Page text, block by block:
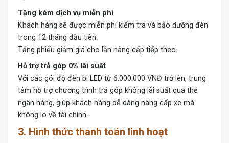
Tặng kèm dịch vụ miễn phí
Khách hàng sẽ được miễn phí kiểm tra và bảo dưỡng đèn
trong 12 tháng đầu tiên.
Tặng phiếu giảm giá cho lần nâng cấp tiếp theo.
Hỗ trợ trả góp 0% lãi suất
Với các gói độ đèn bi LED từ 6.000.000 VNĐ trở lên, trung
tâm hỗ trợ chương trình trả góp không lãi suất qua thẻ
ngân hàng, giúp khách hàng dễ dàng nâng cấp xe mà
không lo về tài chính.
3. Hình thức thanh toán linh hoạt